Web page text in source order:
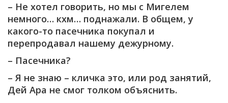
– Не хотел говорить, но мы с Мигелем
немного… кхм… поднажали. В общем, у
какого-то пасечника покупал и
перепродавал нашему дежурному.
– Пасечника?
– Я не знаю – кличка это, или род занятий,
Дей Ара не смог толком объяснить.